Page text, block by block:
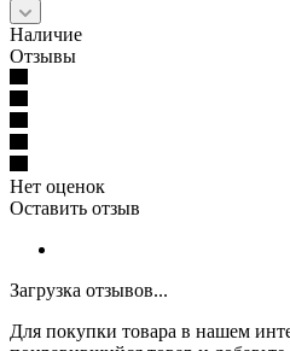
Наличие
Отзывы
Нет оценок
Оставить отзыв
Загрузка отзывов...
Для покупки товара в нашем